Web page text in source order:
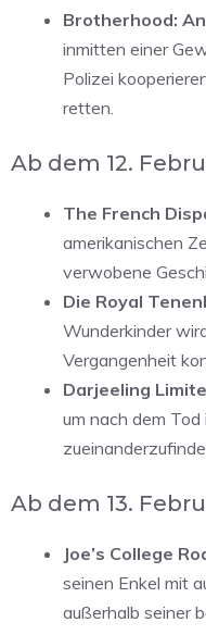
Brotherhood:
inmitten einer
Polizei
retten.
Ab dem 12.
The French
amerikanischen
verwobene
Die Royal
Wunderkinder
Vergangenheit
Darjeeling
um nach dem
Ab dem 13.
Joe’s College
seinen Enkel mit
außerhalb seiner